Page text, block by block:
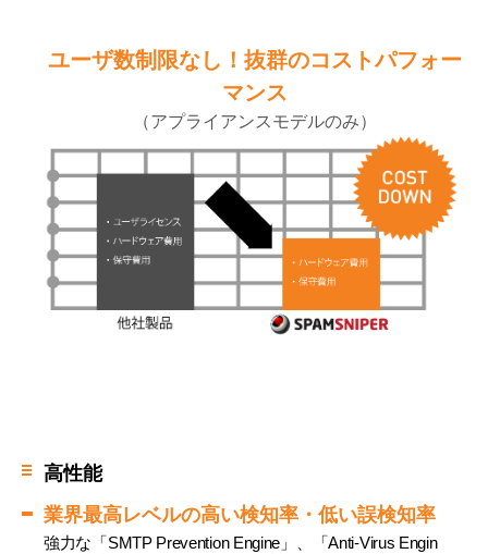
ユーザ数制限なし！抜群のコストパフォー
マンス
（アプライアンスモデルのみ）
高性能
業界最高レベルの高い検知率・低い誤検知率
強力な「SMTP Prevention Engine」、「Anti-Virus Engin